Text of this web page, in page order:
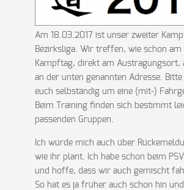
Am 18.03.2017 ist unser zweiter
Bezirksliga. Wir treffen, wie schon am
Kampftag, direkt am Austragungsort,
an der unten genannten Adresse.
euch selbständig um eine (mit-)
Beim Training finden sich bestimmt
passenden Gruppen.
Ich würde mich auch über
wie ihr plant. Ich habe schon beim
und hoffe, dass wir auch gemischt
So hat es ja früher auch schon hin